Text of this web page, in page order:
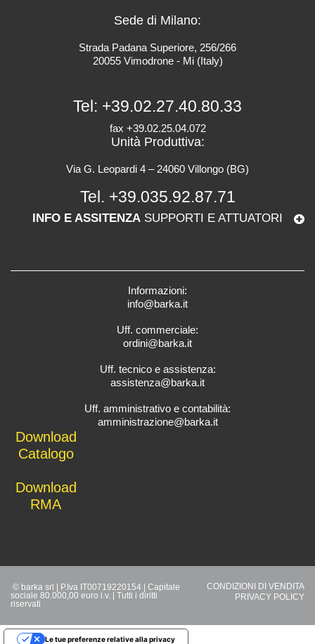
Sede di Milano:
Strada Padana Superiore, 256/266
20055 Vimodrone - Mi (Italy)
Tel: +39.02.27.40.80.33
fax +39.02.25.04.072
Unità Produttiva:
Via G. Leopardi 4 – 24060 Villongo (BG)
Tel. +39.035.92.87.71
INFO E ASSITENZA SUPPORTI E ATTUATORI
Informazioni:
info@barka.it
Uff. commerciale:
ordini@barka.it
Uff. tecnico e assistenza:
assistenza@barka.it
Uff. amministrativo e contabilità:
amministrazione@barka.it
Download
Catalogo
Download
RMA
© barka srl | P.Iva IT00719220154 | Capitale
sociale 80.000,00 euro i.v. | Tutti i diritti
riservati
CONDIZIONI DI VENDITA
PRIVACY POLICY
Le tue preferenze relative alla privacy